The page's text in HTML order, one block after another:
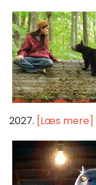
2027. [Læs mere]